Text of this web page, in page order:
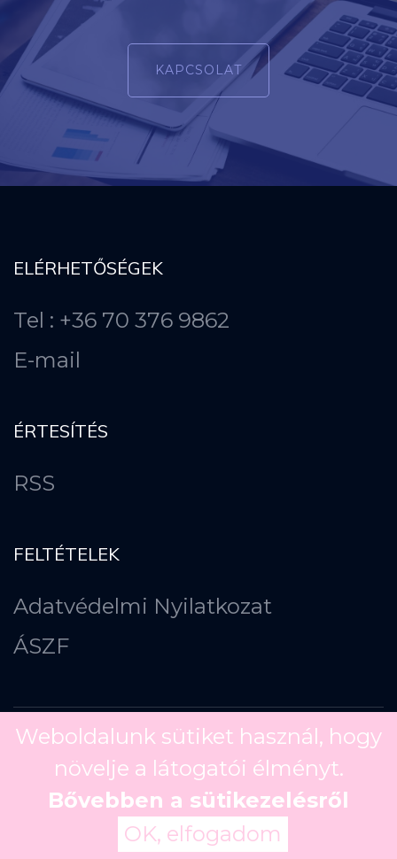
KAPCSOLAT
ELÉRHETŐSÉGEK
Tel : +36 70 376 9862
E-mail
ÉRTESÍTÉS
RSS
FELTÉTELEK
Adatvédelmi Nyilatkozat
ÁSZF
Copyright © 2026
Weboldalunk sütiket használ, hogy
növelje a látogatói élményt.
Bővebben a sütikezelésről
OK, elfogadom